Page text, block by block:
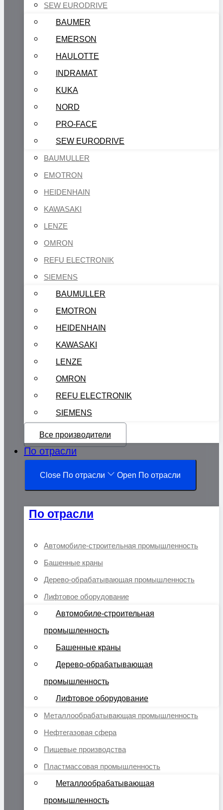
SEW EURODRIVE
BAUMER
EMERSON
HAULOTTE
INDRAMAT
KUKA
NORD
PRO-FACE
SEW EURODRIVE
BAUMULLER
EMOTRON
HEIDENHAIN
KAWASAKI
LENZE
OMRON
REFU ELECTRONIK
SIEMENS
BAUMULLER
EMOTRON
HEIDENHAIN
KAWASAKI
LENZE
OMRON
REFU ELECTRONIK
SIEMENS
Все производители
По отрасли
Close По отрасли Open По отрасли
По отрасли
Автомобиле-строительная промышленность
Башенные краны
Дерево-обрабатывающая промышленность
Лифтовое оборудование
Автомобиле-строительная
промышленность
Башенные краны
Дерево-обрабатывающая
промышленность
Лифтовое оборудование
Металлообрабатывающая промышленность
Нефтегазовая сфера
Пищевые производства
Пластмассовая промышленность
Металлообрабатывающая
промышленность